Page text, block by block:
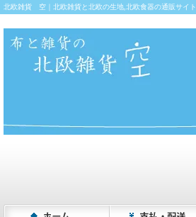
北欧雑貨 空｜北欧雑貨と北欧の生地,北欧食器の通販サイト